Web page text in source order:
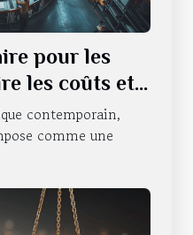
pour les
les coûts et
contemporain,
comme une